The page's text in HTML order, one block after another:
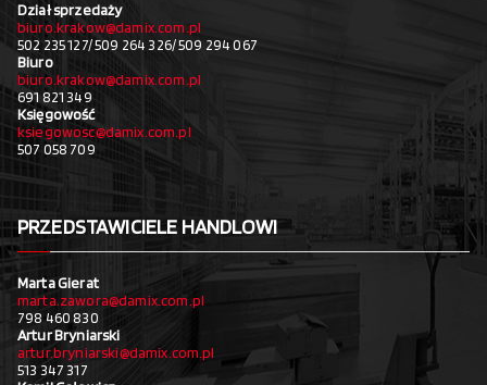
Dział sprzedaży
biuro.krakow@damix.com.pl
502 235 127/ 509 264 326/ 509 294 067
Biuro
biuro.krakow@damix.com.pl
691 821 349
Księgowość
ksiegowosc@damix.com.pl
507 058 709
PRZEDSTAWICIELE HANDLOWI
Marta Gierat
marta.zawora@damix.com.pl
798 460 830
Artur Bryniarski
artur.bryniarski@damix.com.pl
513 347 317